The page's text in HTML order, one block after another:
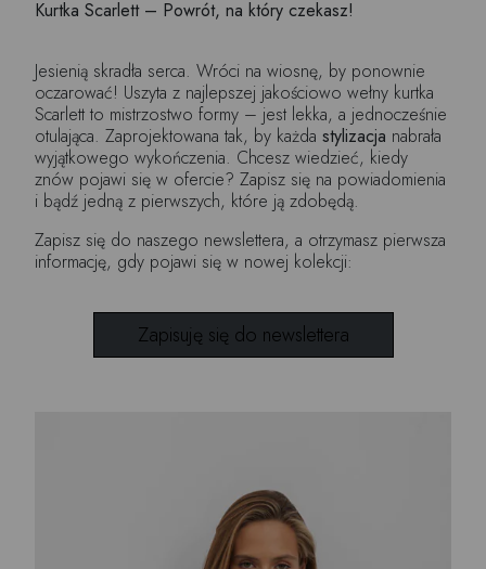
Kurtka Scarlett – Powrót, na który czekasz!
Jesienią skradła serca. Wróci na wiosnę, by ponownie
oczarować! Uszyta z najlepszej jakościowo wełny kurtka
Scarlett to mistrzostwo formy – jest lekka, a jednocześnie
otulająca. Zaprojektowana tak, by każda stylizacja nabrała
wyjątkowego wykończenia. Chcesz wiedzieć, kiedy
znów pojawi się w ofercie? Zapisz się na powiadomienia
i bądź jedną z pierwszych, które ją zdobędą.
Zapisz się do naszego newslettera, a otrzymasz pierwsza
informację, gdy pojawi się w nowej kolekcji:
Zapisuję się do newslettera